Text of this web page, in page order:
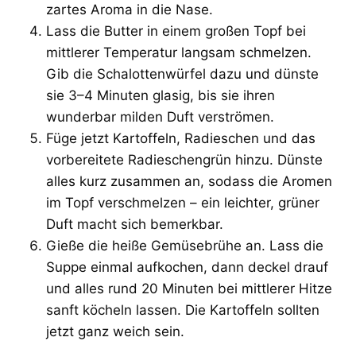
zartes Aroma in die Nase.
Lass die Butter in einem großen Topf bei
mittlerer Temperatur langsam schmelzen.
Gib die Schalottenwürfel dazu und dünste
sie 3–4 Minuten glasig, bis sie ihren
wunderbar milden Duft verströmen.
Füge jetzt Kartoffeln, Radieschen und das
vorbereitete Radieschengrün hinzu. Dünste
alles kurz zusammen an, sodass die Aromen
im Topf verschmelzen – ein leichter, grüner
Duft macht sich bemerkbar.
Gieße die heiße Gemüsebrühe an. Lass die
Suppe einmal aufkochen, dann deckel drauf
und alles rund 20 Minuten bei mittlerer Hitze
sanft köcheln lassen. Die Kartoffeln sollten
jetzt ganz weich sein.